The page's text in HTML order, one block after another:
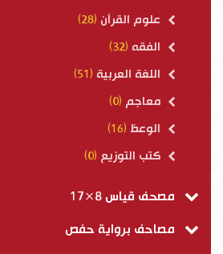
علوم القرآن (28)
الفقه (32)
اللغة العربية (51)
معاجم (0)
الوعظ (16)
كتب التوزيع (0)
مصحف قياس 8×17
مصاحف برواية حفص